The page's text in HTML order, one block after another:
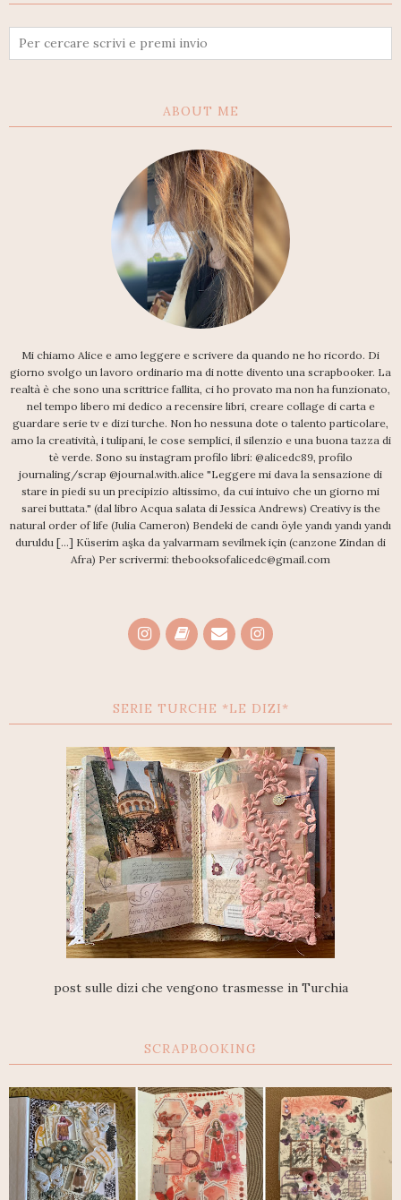
ABOUT ME
Mi chiamo Alice e amo leggere e scrivere da quando ne ho ricordo. Di
giorno svolgo un lavoro ordinario ma di notte divento una scrapbooker. La
realtà è che sono una scrittrice fallita, ci ho provato ma non ha funzionato,
nel tempo libero mi dedico a recensire libri, creare collage di carta e
guardare serie tv e dizi turche. Non ho nessuna dote o talento particolare,
amo la creatività, i tulipani, le cose semplici, il silenzio e una buona tazza di
tè verde. Sono su instagram profilo libri: @alicedc89, profilo
journaling/scrap @journal.with.alice "Leggere mi dava la sensazione di
stare in piedi su un precipizio altissimo, da cui intuivo che un giorno mi
sarei buttata." (dal libro Acqua salata di Jessica Andrews) Creativy is the
natural order of life (Julia Cameron) Bendeki de candı öyle yandı yandı yandı
duruldu [...] Küserim aşka da yalvarmam sevilmek için (canzone Zindan di
Afra) Per scrivermi: thebooksofalicedc@gmail.com
SERIE TURCHE *LE DIZI*
post sulle dizi che vengono trasmesse in Turchia
SCRAPBOOKING